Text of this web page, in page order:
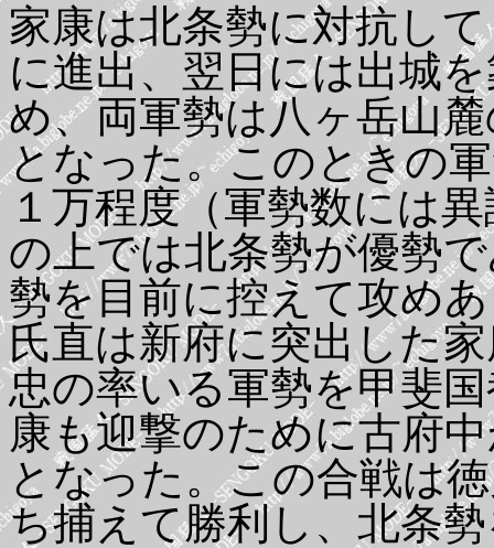
家康は北条勢に対抗し
に進出、翌日には出城
め、両軍勢は八ヶ岳山
となった。このときの
１万程度（軍勢数には
の上では北条勢が優勢
勢を目前に控えて攻め
氏直は新府に突出した
忠の率いる軍勢を甲斐
康も迎撃のために古府
となった。この合戦は
ち捕えて勝利し、北条